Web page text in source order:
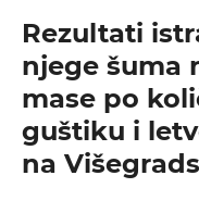
Rezultati
njege šuma
mase po
guštiku i
na